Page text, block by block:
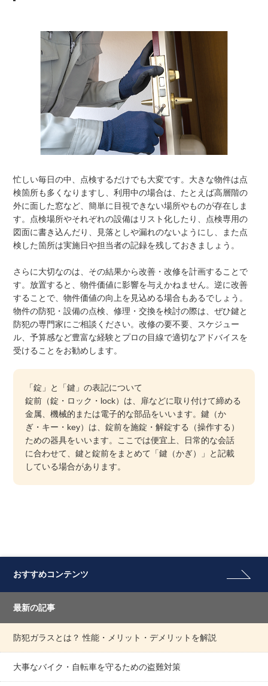
忙しい毎日の中、点検するだけでも大変です。大きな物件は点
検箇所も多くなりますし、利用中の場合は、たとえば高層階の
外に面した窓など、簡単に目視できない場所やものが存在しま
す。点検場所やそれぞれの設備はリスト化したり、点検専用の
図面に書き込んだり、見落としや漏れのないようにし、また点
検した箇所は実施日や担当者の記録を残しておきましょう。
さらに大切なのは、その結果から改善・改修を計画することで
す。放置すると、物件価値に影響を与えかねません。逆に改善
することで、物件価値の向上を見込める場合もあるでしょう。
物件の防犯・設備の点検、修理・交換を検討の際は、ぜひ鍵と
防犯の専門家にご相談ください。改修の要不要、スケジュー
ル、予算感など豊富な経験とプロの目線で適切なアドバイスを
受けることをお勧めします。
「錠」と「鍵」の表記について
錠前（錠・ロック・lock）は、扉などに取り付けて締める
金属、機械的または電子的な部品をいいます。鍵（か
ぎ・キー・key）は、錠前を施錠・解錠する（操作する）
ための器具をいいます。ここでは便宜上、日常的な会話
に合わせて、鍵と錠前をまとめて「鍵（かぎ）」と記載
している場合があります。
おすすめコンテンツ
最新の記事
防犯ガラスとは？ 性能・メリット・デメリットを解説
大事なバイク・自転車を守るための盗難対策